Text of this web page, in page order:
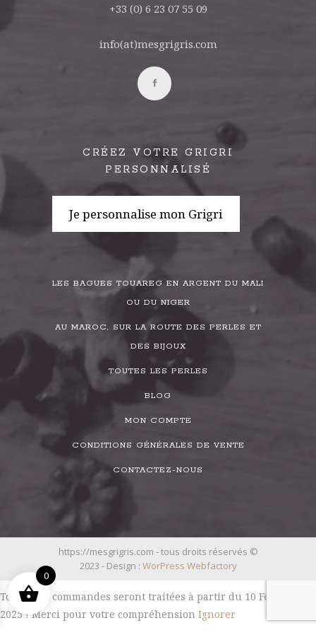
+33 (0) 6 23 07 55 09
info(at)mesgrigris.com
CRÉEZ VOTRE GRIGRI
PERSONNALISÉ
Je personnalise mon Grigri
LES BAGUES TOUAREG EN ARGENT DU MALI
OU DU NIGER
AU MAROC, SUR LA ROUTE DES PERLES ET
DES BIJOUX
TOUTES LES PERLES
BLOG
MON COMPTE
CONDITIONS GÉNÉRALES DE VENTE
CONTACTEZ-NOUS
https://mesgrigris.com - tous droits réservés ©
2023 - Design : WorPress Webfactory
Toutes les commandes seront traitées à partir du 10 Février
2025 ! Merci pour votre compréhension Ignorer
0